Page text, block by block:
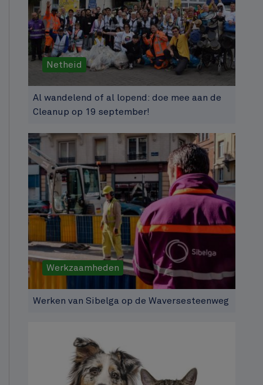
Netheid
Al wandelend of al lopend: doe mee aan de
Cleanup op 19 september!
Werkzaamheden
Werken van Sibelga op de Waversesteenweg